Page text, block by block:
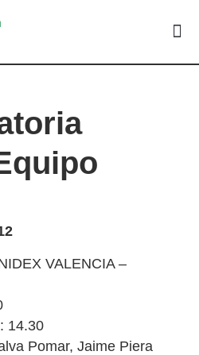
VALENCIA –
14.30
Pomar, Jaime Piera